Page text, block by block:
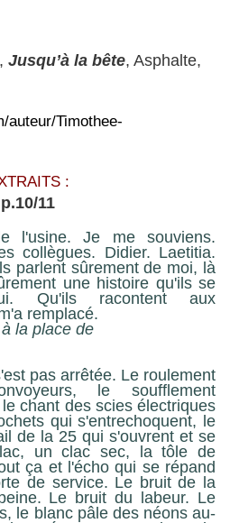
, Jusqu’à la bête, Asphalte,
auteur/Timothee-
:
p.10/11
l'usine. Je me souviens.
collègues. Didier. Laetitia.
parlent sûrement de moi, là
une histoire qu'ils se
Qu'ils racontent aux
remplacé.
la place de
pas arrêtée. Le roulement
le soufflement
chant des scies électriques
qui s'entrechoquent, le
de la 25 qui s'ouvrent et se
un clac sec, la tôle de
ça et l'écho qui se répand
de service. Le bruit de la
Le bruit du labeur. Le
le blanc pâle des néons au-